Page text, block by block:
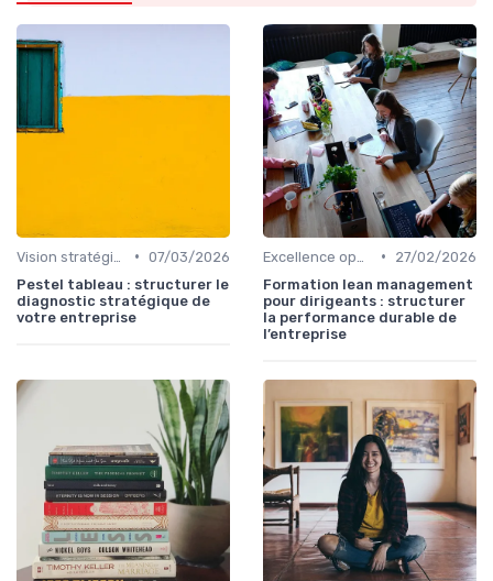
• 07/03/2026
Pestel tableau : structurer le
diagnostic stratégique de
votre entreprise
•
27/02/2026
Formation lean management
pour dirigeants : structurer
la performance durable de
l’entreprise